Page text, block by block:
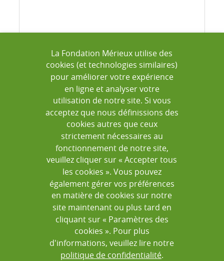
LABBOOK 3.4
Tutoriel
Code-barres
Apprendre à utiliser les code-barres dans
le logiciel LabBook
Regarder
La Fondation Mérieux utilise des
cookies (et technologies similaires)
pour améliorer votre expérience
en ligne et analyser votre
utilisation de notre site. Si vous
acceptez que nous définissions des
cookies autres que ceux
strictement nécessaires au
fonctionnement de notre site,
veuillez cliquer sur « Accepter tous
les cookies ». Vous pouvez
également gérer vos préférences
en matière de cookies sur notre
site maintenant ou plus tard en
cliquant sur « Paramètres des
cookies ». Pour plus
d'informations, veuillez lire notre
politique de confidentialité.